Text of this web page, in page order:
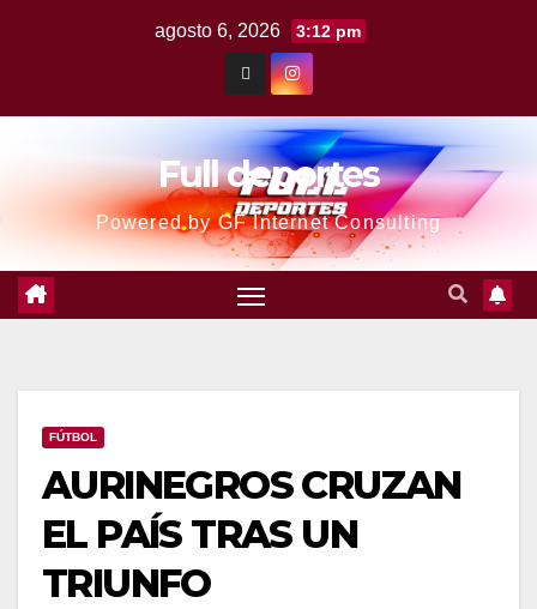
agosto 6, 2026 3:12 pm
Full deportes
Powered by GF Internet Consulting
FÚTBOL
AURINEGROS CRUZAN
EL PAÍS TRAS UN
TRIUNFO